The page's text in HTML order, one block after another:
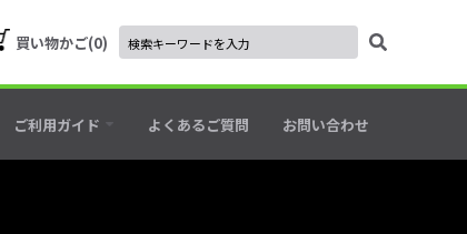
買い物かご 0
ご利用ガイド よくあるご質問 お問い合わせ